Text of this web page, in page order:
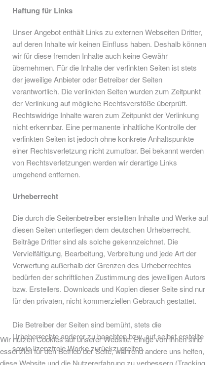
Haftung für Links
Unser Angebot enthält Links zu externen Webseiten Dritter,
auf deren Inhalte wir keinen Einfluss haben. Deshalb können
wir für diese fremden Inhalte auch keine Gewähr
übernehmen. Für die Inhalte der verlinkten Seiten ist stets
der jeweilige Anbieter oder Betreiber der Seiten
verantwortlich. Die verlinkten Seiten wurden zum Zeitpunkt
der Verlinkung auf mögliche Rechtsverstöße überprüft.
Rechtswidrige Inhalte waren zum Zeitpunkt der Verlinkung
nicht erkennbar. Eine permanente inhaltliche Kontrolle der
verlinkten Seiten ist jedoch ohne konkrete Anhaltspunkte
einer Rechtsverletzung nicht zumutbar. Bei bekannt werden
von Rechtsverletzungen werden wir derartige Links
umgehend entfernen.
Urheberrecht
Die durch die Seitenbetreiber erstellten Inhalte und Werke auf
diesen Seiten unterliegen dem deutschen Urheberrecht.
Beiträge Dritter sind als solche gekennzeichnet. Die
Vervielfältigung, Bearbeitung, Verbreitung und jede Art der
Verwertung außerhalb der Grenzen des Urheberrechtes
bedürfen der schriftlichen Zustimmung des jeweiligen Autors
bzw. Erstellers. Downloads und Kopien dieser Seite sind nur
für den privaten, nicht kommerziellen Gebrauch gestattet.
Die Betreiber der Seiten sind bemüht, stets die
Urheberrechte anderer zu beachten bzw. auf selbst erstellte
sowie lizenzfreie Werke zurückzugreifen.
Wir nutzen Cookies auf unserer Website. Einige von ihnen sind
essenziell für den Betrieb der Seite, während andere uns helfen,
diese Website und die Nutzererfahrung zu verbessern (Tracking